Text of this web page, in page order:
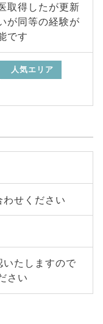
取得したが更新
が同等の経験が
です
人気エリア
せください
たしますので
さい